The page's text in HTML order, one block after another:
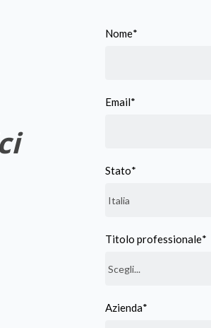
Nome*
Email*
Stato*
Titolo professionale*
Azienda*